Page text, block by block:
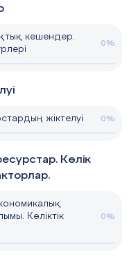
кешендер.
0%
жіктелуі 0%
Көлік
Көліктік
0%